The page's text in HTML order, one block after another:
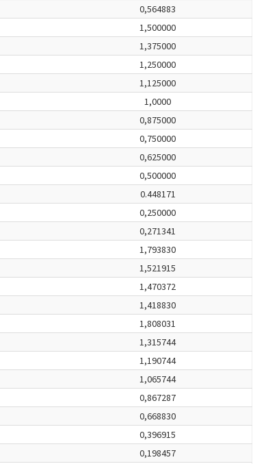
0,564883
1,500000
1,375000
1,250000
1,125000
1,0000
0,875000
0,750000
0,625000
0,500000
0.448171
0,250000
0,271341
1,793830
1,521915
1,470372
1,418830
1,808031
1,315744
1,190744
1,065744
0,867287
0,668830
0,396915
0,198457